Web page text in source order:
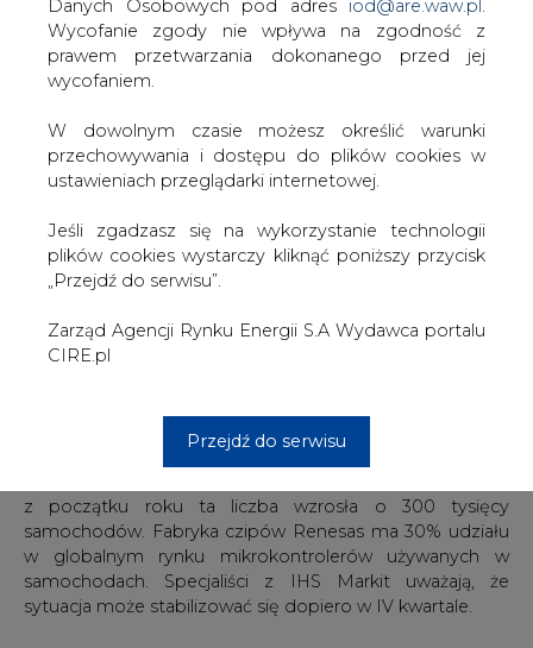
W dowolnym czasie możesz określić warunki
przechowywania i dostępu do plików cookies w
ustawieniach przeglądarki internetowej.
Jeśli zgadzasz się na wykorzystanie technologii
plików cookies wystarczy kliknąć poniższy przycisk
„Przejdź do serwisu”.
Zarząd Agencji Rynku Energii S.A Wydawca portalu
CIRE.pl
Przejdź do serwisu
tłumaczy, że powód to brak półprzewodników, za który
w przypadku niemieckiego koncernu odpowiadają dwa
zdarzenia losowe - główny dostawca z Teksasu
wstrzymał prace ze względu na silny atak zimy w lutym,
skutkami marcowego pożaru zakładu. Japończycy
zadeklarowali przeniesienie części produkcji w inne
miejsce, ale jednocześnie zaznaczyli, że przywrócenie
Jak podkreślają eksperci IHS Markit, wydarzenia w
Ameryce i Azji znacznie pogłębiły i tak już istniejący
konsekwencji zakłócenia w światowej produkcji aut będą
dotyczyły ponad 1,3 miliona pojazdów o ładowności
samochodów. Fabryka czipów Renesas ma 30% udziału
sytuacja może stabilizować się dopiero w IV kwartale.
Problemy trwają od ubiegłego roku i są częściowo
efektem pandemii. Z jednej strony producenci pojazdów
wstrzymywali produkcję, przez co zmniejszali